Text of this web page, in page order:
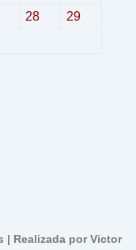
28
29
| Realizada por Victor